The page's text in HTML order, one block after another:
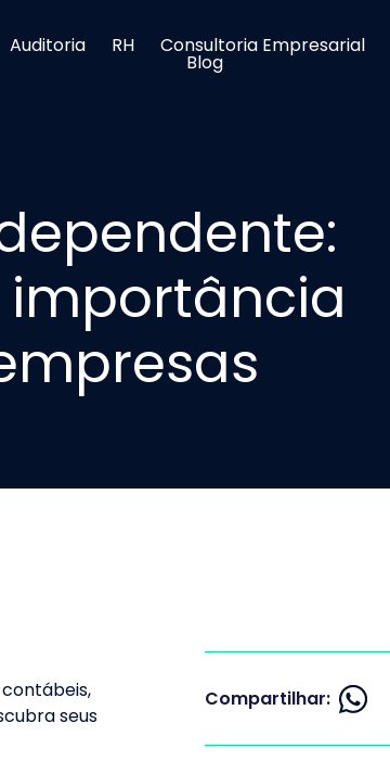
Auditoria RH Consultoria Empresarial
Blog
importância
seus
Compartilhar: